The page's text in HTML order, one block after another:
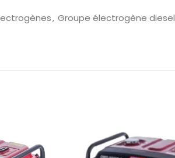
, Groupe électrogène diesel